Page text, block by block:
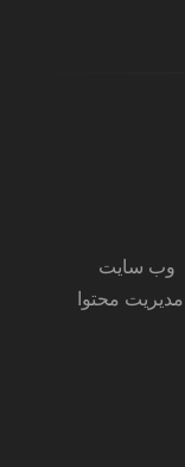
وب سایت
محتوا